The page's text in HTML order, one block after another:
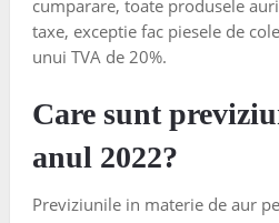
cumparare, toate produsele
taxe, exceptie fac piesele de
unui TVA de 20%.
Care sunt
anul 2022?
Previziunile in materie de aur